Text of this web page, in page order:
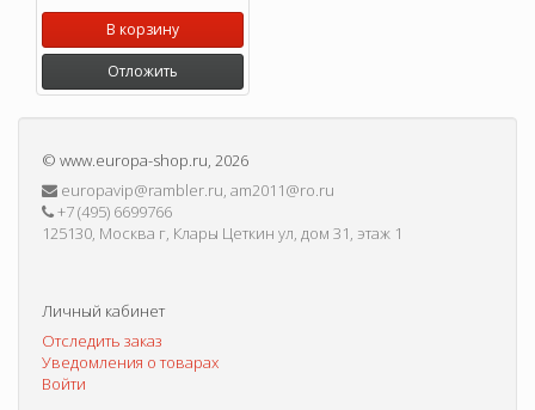
В корзину
Отложить
© www.europa-shop.ru, 2026
europavip@rambler.ru, am2011@ro.ru
+7 (495) 6699766
125130, Москва г, Клары Цеткин ул, дом 31, этаж 1
Личный кабинет
Отследить заказ
Уведомления о товарах
Войти